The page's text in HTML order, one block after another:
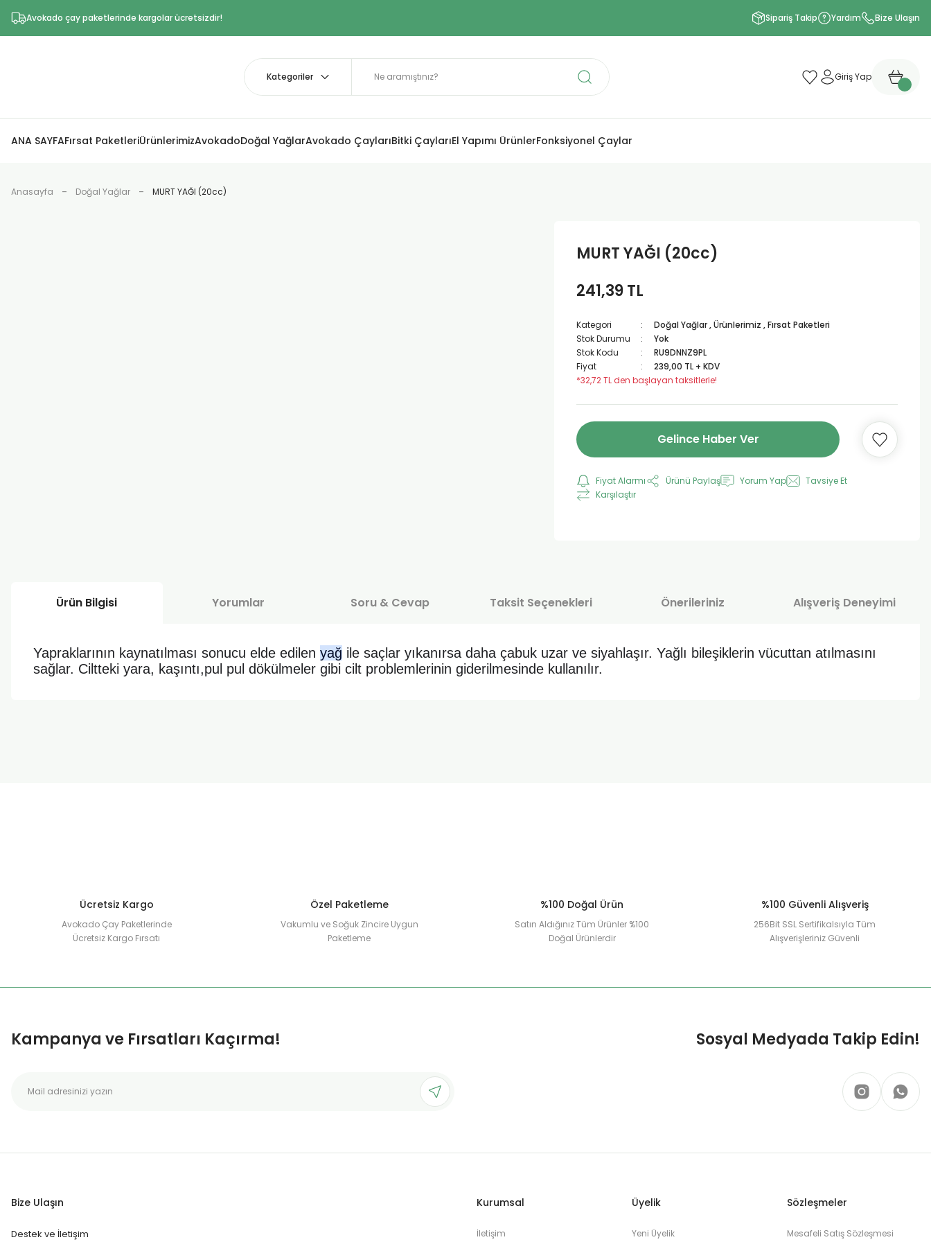
Avokado çay paketlerinde kargolar ücretsizdir! Sipariş Takip Yardım Bize Ulaşın
Giriş Yap
ANA SAYFAFırsat PaketleriÜrünlerimizAvokadoDoğal YağlarAvokado ÇaylarıBitki ÇaylarıEl Yapımı ÜrünlerFonksiyonel Çaylar
Anasayfa Doğal Yağlar MURT YAĞI (20cc)
MURT YAĞI (20cc)
241,39 TL
Kategori Doğal Yağlar,Ürünlerimiz ,Fırsat Paketleri
Stok Durumu
Yok
Stok Kodu
RU9DNNZ9PL
Fiyat
239,00 TL + KDV
*32,72 TL den başlayan taksitlerle!
Gelince Haber Ver
Fiyat Alarmı Ürünü Paylaş Yorum Yap
Tavsiye Et
Karşılaştır
Ürün Bilgisi Yorumlar Soru & Cevap Taksit Seçenekleri Önerileriniz Alışveriş Deneyimi
Yapraklarının kaynatılması sonucu elde edilen yağ ile saçlar yıkanırsa daha çabuk uzar ve siyahlaşır. Yağlı bileşiklerin vücuttan atılmasını
sağlar. Ciltteki yara, kaşıntı,pul pul dökülmeler gibi cilt problemlerinin giderilmesinde kullanılır.
Ücretsiz Kargo
Avokado Çay Paketlerinde
Ücretsiz Kargo Fırsatı
Özel Paketleme
Vakumlu ve Soğuk Zincire Uygun
Paketleme
%100 Doğal Ürün
Satın Aldığınız Tüm Ürünler %100
Doğal Ürünlerdir
%100 Güvenli Alışveriş
256Bit SSL Sertifikalsıyla Tüm
Alışverişleriniz Güvenli
Kampanya ve Fırsatları Kaçırma! Sosyal Medyada Takip Edin!
Bize Ulaşın
Destek ve İletişim
Kurumsal
İletişim
Üyelik
Yeni Üyelik
Sözleşmeler
Mesafeli Satış Sözleşmesi